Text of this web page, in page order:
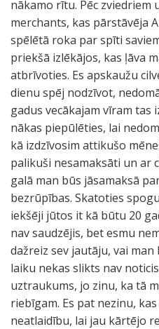
nākamo rītu. Pēc zviedriem
merchants, kas pārstāvēja
spēlētā roka par spīti
priekšā izlēkājos, kas ļāva
atbrīvoties. Es apskaužu
dienu spēj nodzīvot,
gadus vecākajam vīram tas
nākas piepūlēties, lai
kā izdzīvosim attikušo
palikuši nesamaksāti un ar
galā man būs jāsamaksā
bezrūpības. Skatoties
iekšēji jūtos it kā būtu 20
nav saudzējis, bet esmu
dažreiz sev jautāju, vai
laiku nekas slikts nav
uztraukums, jo zinu, ka tā
riebīgam. Es pat nezinu,
neatlaidību, lai jau kārtējo